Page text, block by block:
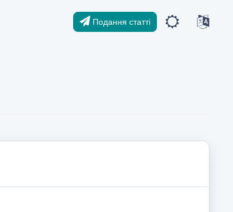
Подання статті